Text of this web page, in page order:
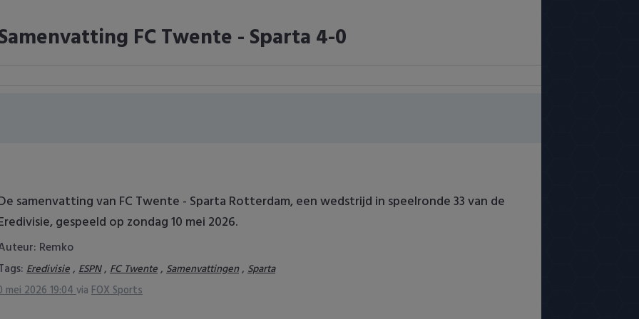
FC Twente - Sparta 4-0
samenvatting van FC Twente - Sparta Rotterdam, een wedstrijd in speelronde 33 van de
gespeeld op zondag 10 mei 2026.
Remko
Eredivisie, ESPN, FC Twente, Samenvattingen, Sparta
mei 2026 19:04via FOX Sports